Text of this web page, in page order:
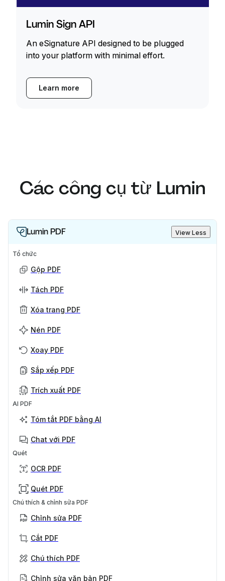
Lumin Sign API
An eSignature API designed to be plugged
into your platform with minimal effort.
Learn more
Các công cụ từ Lumin
Lumin PDF View Less
Tổ chức
Gộp PDF
Tách PDF
Xóa trang PDF
Nén PDF
Xoay PDF
Sắp xếp PDF
Trích xuất PDF
AI PDF
Tóm tắt PDF bằng AI
Chat với PDF
Quét
OCR PDF
Quét PDF
Chú thích & chỉnh sửa PDF
Chỉnh sửa PDF
Cắt PDF
Chú thích PDF
Chỉnh sửa văn bản PDF